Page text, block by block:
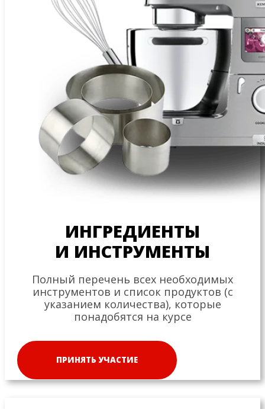
ИНГРЕДИЕНТЫ
И ИНСТРУМЕНТЫ
Полный перечень всех необходимых
инструментов и список продуктов (с
указанием количества), которые
понадобятся на курсе
ПРИНЯТЬ УЧАСТИЕ